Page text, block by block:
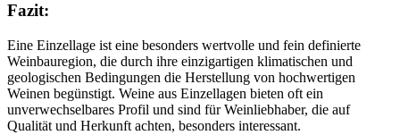
Fazit:
Eine Einzellage ist eine besonders wertvolle und fein definierte
Weinbauregion, die durch ihre einzigartigen klimatischen und
geologischen Bedingungen die Herstellung von hochwertigen
Weinen begünstigt. Weine aus Einzellagen bieten oft ein
unverwechselbares Profil und sind für Weinliebhaber, die auf
Qualität und Herkunft achten, besonders interessant.